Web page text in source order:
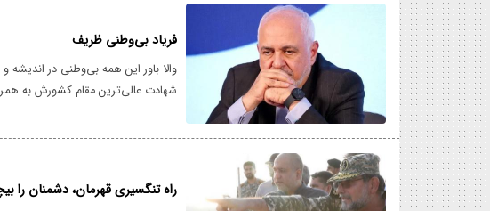
فریاد بی‌وطنی ظریف
والا باور این همه بی‌وطنی در اندیشه
شهادت عالی‌ترین مقام کشورش به
باشد، خیلی سخت است.
راه تنگسیری قهرمان، دشمنان را